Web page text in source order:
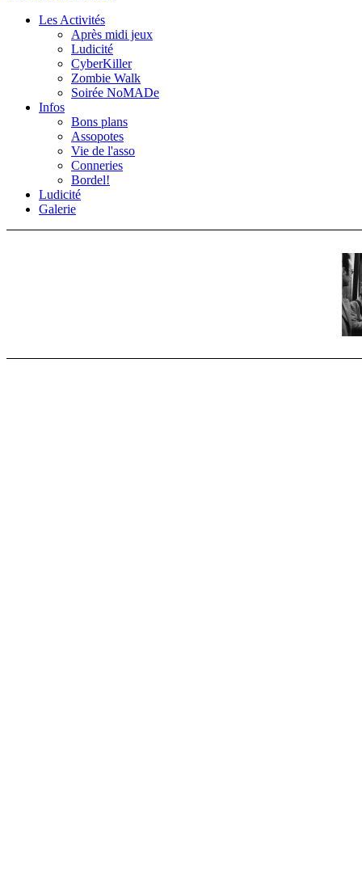
Les Activités
Après midi jeux
Ludicité
CyberKiller
Zombie Walk
Soirée NoMADe
Infos
Bons plans
Assopotes
Vie de l'asso
Conneries
Bordel!
Ludicité
Galerie